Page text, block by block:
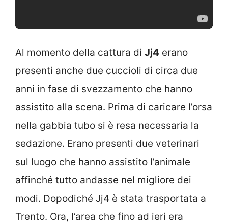
Al momento della cattura di Jj4 erano
presenti anche due cuccioli di circa due
anni in fase di svezzamento che hanno
assistito alla scena. Prima di caricare l’orsa
nella gabbia tubo si è resa necessaria la
sedazione. Erano presenti due veterinari
sul luogo che hanno assistito l’animale
affinché tutto andasse nel migliore dei
modi. Dopodiché Jj4 è stata trasportata a
Trento. Ora, l’area che fino ad ieri era